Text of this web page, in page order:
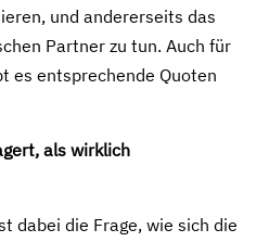
und andererseits das
Partner zu tun. Auch für
es entsprechende Quoten
als wirklich
dabei die Frage, wie sich die